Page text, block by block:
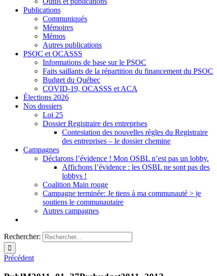
Publications
Communiqués
Mémoires
Mémos
Autres publications
PSOC et OCASSS
Informations de base sur le PSOC
Faits saillants de la répartition du financement du PSOC
Budget du Québec
COVID-19, OCASSS et ACA
Élections 2026
Nos dossiers
Loi 25
Dossier Registraire des entreprises
Contestation des nouvelles règles du Registraire
des entreprises – le dossier chemine
Campagnes
Déclarons l’évidence ! Mon OSBL n’est pas un lobby.
Affichons l’évidence : les OSBL ne sont pas des
lobbys !
Coalition Main rouge
Campagne terminée: Je tiens à ma communauté > je
soutiens le communautaire
Autres campagnes
Rechercher:
Précédent